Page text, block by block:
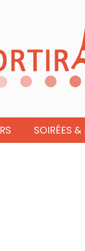
SOIRÉES &